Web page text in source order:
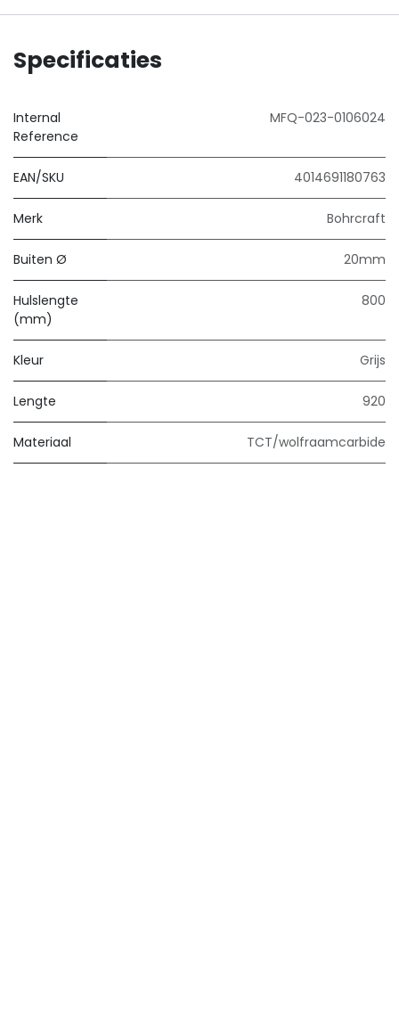
Specificaties
Internal
Reference
MFQ-023-0106024
EAN/SKU 4014691180763
Merk Bohrcraft
Buiten Ø 20mm
Hulslengte
(mm)
800
Kleur Grijs
Lengte 920
Materiaal TCT/wolfraamcarbide